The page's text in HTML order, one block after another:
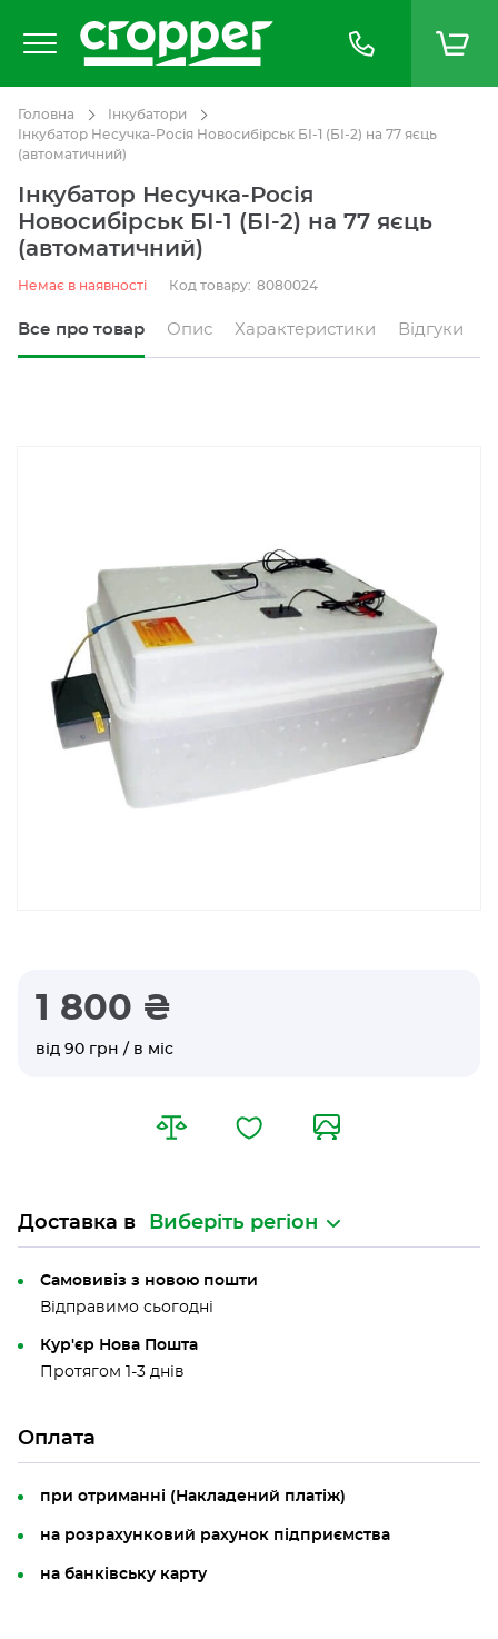
Головна
Інкубатори
Інкубатор Несучка-Росія Новосибірськ БІ-1 (БІ-2) на 77 яєць
(автоматичний)
Інкубатор Несучка-Росія
Новосибірськ БІ-1 (БІ-2) на 77 яєць
(автоматичний)
Немає в наявності Код товару: 8080024
Все про товар Опис Характеристики Відгуки
1 800 ₴
від 90 грн / в міс
Доставка в Виберіть регіон
Самовивіз з новою пошти
Відправимо сьогодні
Кур'єр Нова Пошта
Протягом 1-3 днів
Оплата
при отриманні (Накладений платіж)
на розрахунковий рахунок підприємства
на банківську карту